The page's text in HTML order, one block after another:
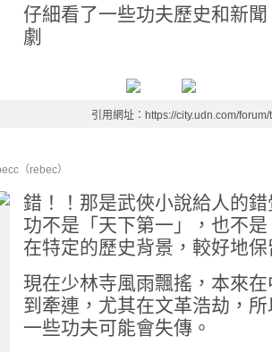
仔細看了一些功夫歷史和新
劇
引用網址：https://city.udn.com/
（rebec）
錯！！那是武俠小說給人的
功不是「天下第一」，也不
在特定的歷史背景，較好地
現在少林寺風雨飄搖，本來
到牽連，尤其在文革浩劫，
一些功夫可能會失傳。